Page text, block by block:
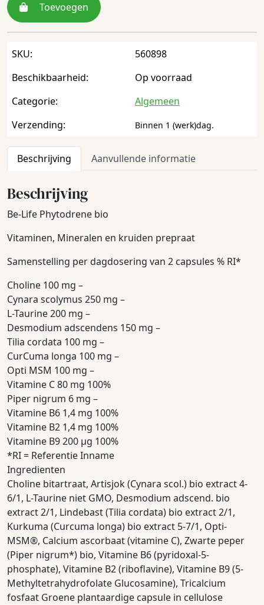
Toevoegen
SKU:
560898
Beschikbaarheid:
Op voorraad
Categorie:
Algemeen
Verzending:
Binnen 1 (werk)dag.
Beschrijving Aanvullende informatie
Beschrijving
Be-Life Phytodrene bio
Vitaminen, Mineralen en kruiden prepraat
Samenstelling per dagdosering van 2 capsules % RI*
Choline 100 mg –
Cynara scolymus 250 mg –
L-Taurine 200 mg –
Desmodium adscendens 150 mg –
Tilia cordata 100 mg –
CurCuma longa 100 mg –
Opti MSM 100 mg –
Vitamine C 80 mg 100%
Piper nigrum 6 mg –
Vitamine B6 1,4 mg 100%
Vitamine B2 1,4 mg 100%
Vitamine B9 200 µg 100%
*RI = Referentie Inname
Ingredienten
Choline bitartraat, Artisjok (Cynara scol.) bio extract 4-
6/1, L-Taurine niet GMO, Desmodium adscend. bio
extract 2/1, Lindebast (Tilia cordata) bio extract 2/1,
Kurkuma (Curcuma longa) bio extract 5-7/1, Opti-
MSM®, Calcium ascorbaat (vitamine C), Zwarte peper
(Piper nigrum*) bio, Vitamine B6 (pyridoxal-5-
phosphate), Vitamine B2 (riboflavine), Vitamine B9 (5-
Methyltetrahydrofolate Glucosamine), Tricalcium
fosfaat Groene plantaardige capsule in cellulose